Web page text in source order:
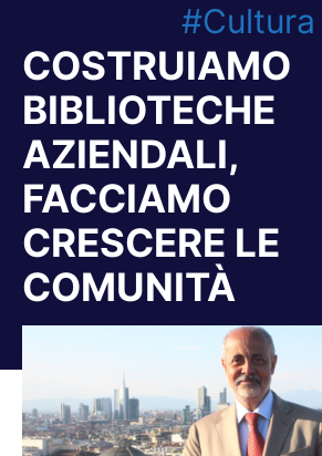
#Cultura
COSTRUIAMO
BIBLIOTECHE
AZIENDALI,
FACCIAMO
CRESCERE LE
COMUNITÀ
Tu sei qui: